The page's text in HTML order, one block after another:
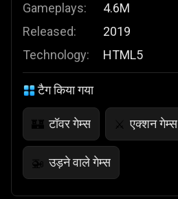
Gameplays:
Released:
Technology:
4.6M
2019
HTML5
टैग किया गया
🏰 टॉवर गेम्स ⚔️ एक्शन गेम्स
🚁 उड़ने वाले गेम्स